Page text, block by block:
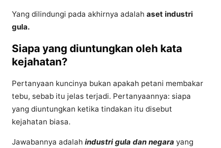
Yang dilindungi pada akhirnya adalah aset industri
gula.
Siapa yang diuntungkan oleh kata
kejahatan?
Pertanyaan kuncinya bukan apakah petani membakar
tebu, sebab itu jelas terjadi. Pertanyaannya: siapa
yang diuntungkan ketika tindakan itu disebut
kejahatan biasa.
Jawabannya adalah industri gula dan negara yang